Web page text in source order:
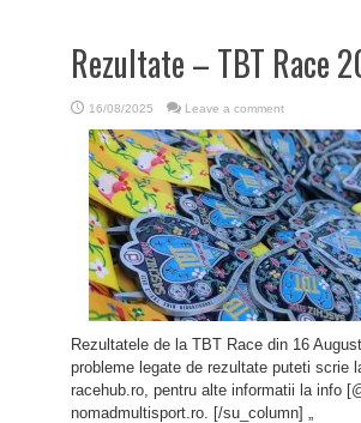
Rezultate – TBT Race
16/08/2025 Leave a comment
Rezultatele de la TBT Race din 16
probleme legate de rezultate puteti scrie
racehub.ro, pentru alte informatii la info
nomadmultisport.ro. [/su_column] „